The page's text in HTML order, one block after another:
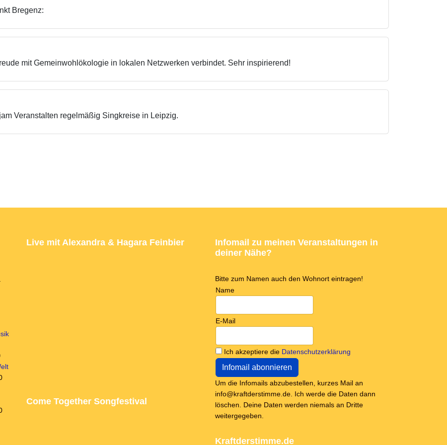
Bregenz:
mit Gemeinwohlökologie in lokalen Netzwerken verbindet. Sehr inspirierend!
Veranstalten regelmäßig Singkreise in Leipzig.
Live mit Alexandra & Hagara Feinbier
Come Together Songfestival
Infomail zu meinen Veranstaltungen in
deiner Nähe?
Bitte zum Namen auch den Wohnort eintragen!
Name
E-Mail
Ich akzeptiere die Datenschutzerklärung
Um die Infomails abzubestellen, kurzes Mail an
info@kraftderstimme.de. Ich werde die Daten dann
löschen. Deine Daten werden niemals an Dritte
weitergegeben.
Kraftderstimme.de